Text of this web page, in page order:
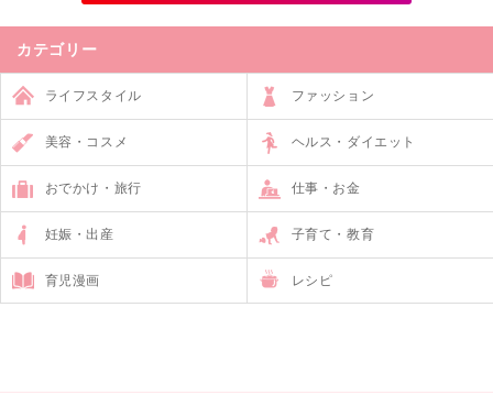
カテゴリー
ライフスタイル ファッション
美容・コスメ ヘルス・ダイエット
おでかけ・旅行 仕事・お金
妊娠・出産 子育て・教育
育児漫画 レシピ